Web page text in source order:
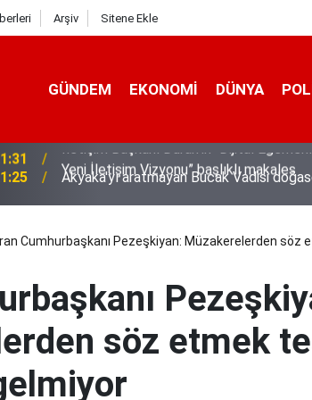
Arşiv Sitene Ekle
GÜNDEM EKONOMI DÜNYA
Akyaka'yı aratmayan Bucak Vadisi
İran Cumhurbaşkanı Pezeşkiyan: Müzakerelerden söz
söz etmek